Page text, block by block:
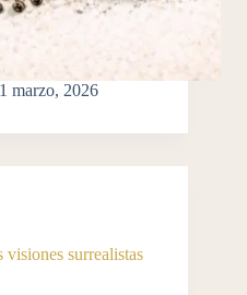
1 marzo, 2026
surrealistas